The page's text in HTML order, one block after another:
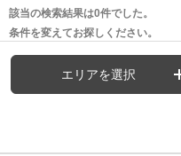
該当の検索結果は0件でした。
条件を変えてお探しください。
エリアを選択